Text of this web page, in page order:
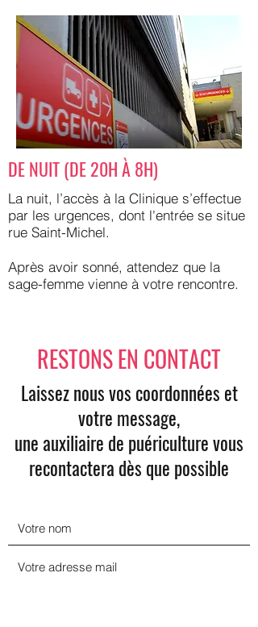
DE NUIT (DE 20H À 8H)
La nuit, l’accès à la Clinique s’effectue
par les urgences, dont l'entrée se situe
rue Saint-Michel.
Après avoir sonné, attendez que la
sage-femme vienne à votre rencontre.
RESTONS EN CONTACT
Laissez nous vos coordonnées et
votre message,
une auxiliaire de puériculture vous
recontactera dès que possible